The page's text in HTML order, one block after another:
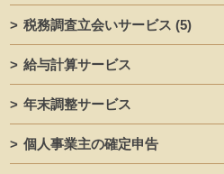
税務調査立会いサービス (5)
給与計算サービス
年末調整サービス
個人事業主の確定申告